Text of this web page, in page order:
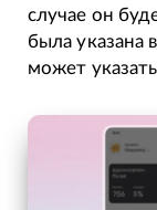
случае он
была указана
может